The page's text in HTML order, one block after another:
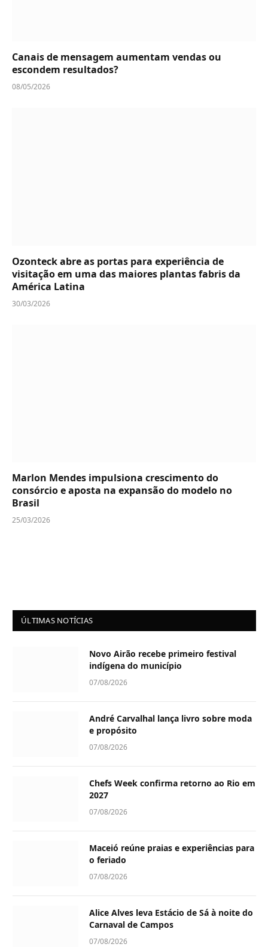
Canais de mensagem aumentam vendas ou
escondem resultados?
08/05/2026
Ozonteck abre as portas para experiência de
visitação em uma das maiores plantas fabris da
América Latina
30/03/2026
Marlon Mendes impulsiona crescimento do
consórcio e aposta na expansão do modelo no
Brasil
25/03/2026
ÚLTIMAS NOTÍCIAS
Novo Airão recebe primeiro festival
indígena do município
07/08/2026
André Carvalhal lança livro sobre moda
e propósito
07/08/2026
Chefs Week confirma retorno ao Rio em
2027
07/08/2026
Maceió reúne praias e experiências para
o feriado
07/08/2026
Alice Alves leva Estácio de Sá à noite do
Carnaval de Campos
07/08/2026